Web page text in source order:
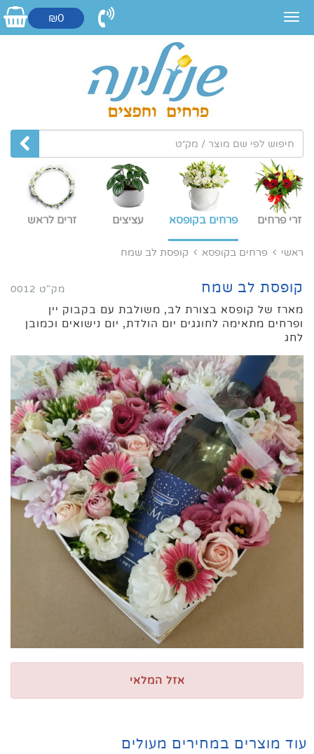
₪0
זרי פרחים פרחים בקופסא עציצים זרים לראש
ראשי פרחים בקופסא קופסת לב שמח
קופסת לב שמח מק"ט 0012
מארז של קופסא בצורת לב, משולבת עם בקבוק יין
ופרחים מתאימה לחוגגים יום הולדת, יום נישואים וכמובן
לחג
אזל המלאי
עוד מוצרים במחירים מעולים